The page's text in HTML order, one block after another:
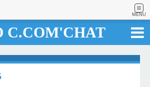
MENU
C.COM'CHAT